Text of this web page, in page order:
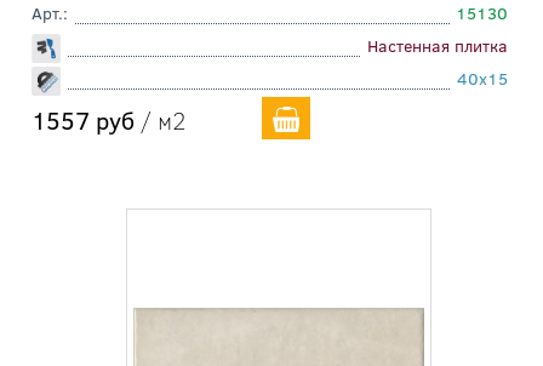
Арт.:
15130
Настенная плитка
40x15
1557 руб / м2